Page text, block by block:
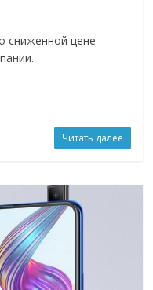
сниженной цене
Читать далее